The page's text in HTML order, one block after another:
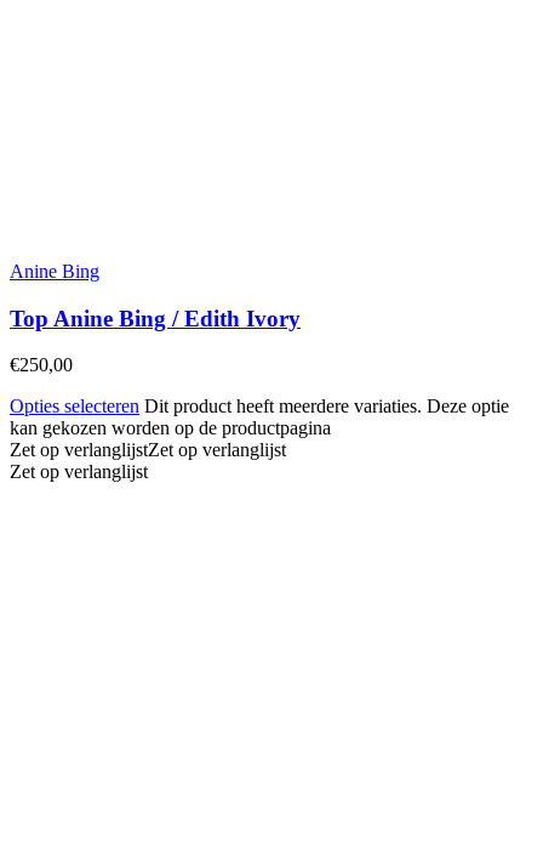
Anine Bing
Top Anine Bing / Edith Ivory
€250,00
Opties selecteren Dit product heeft meerdere variaties. Deze optie
kan gekozen worden op de productpagina
Zet op verlanglijstZet op verlanglijst
Zet op verlanglijst